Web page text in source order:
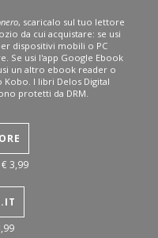
, scaricalo sul tuo lettore
da cui acquistare: se usi
dispositivi mobili o PC
Se usi l'app Google Ebook
un altro ebook reader o
Kobo. I libri Delos Digital
protetti da DRM.
€ 3,99